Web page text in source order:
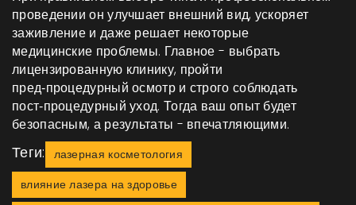
проведении он улучшает внешний вид, ускоряет
заживление и даже решает некоторые
медицинские проблемы. Главное - выбрать
лицензированную клинику, пройти
пред‑процедурный осмотр и строго соблюдать
пост‑процедурный уход. Тогда ваш опыт будет
безопасным, а результаты - впечатляющими.
Теги:
лазерная косметология
влияние лазера на здоровье